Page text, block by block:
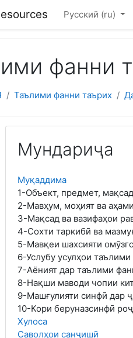
Русский ‎(ru)‎
фанни
Таълими фанни таърих
Мундариҷа
Муқаддима
1-Объект, предмет,
2-Мавҳум, моҳият ва
3-Мақсад ва вазифаҳои
4-Сохти таркибӣ ва
5-Мавқеи шахсияти
6-Услубу усулҳои
7-Аёният дар таълими
8-Нақши маводи чопии
9-Машғулияти синфӣ дар
10-Кори беруназсинфӣ
Хулоса
Саволҳои санҷишӣ